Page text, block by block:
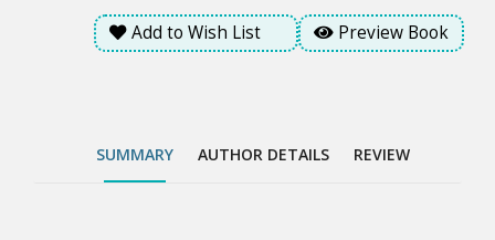
গায়ের সঙ্গে ঘন হয়ে মিশে থাকে টুনি।
Add to Wish List Preview Book
SUMMARY AUTHOR DETAILS REVIEW